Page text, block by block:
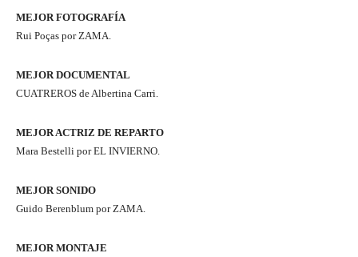
MEJOR FOTOGRAFÍA
Rui Poças por ZAMA.
MEJOR DOCUMENTAL
CUATREROS de Albertina Carri.
MEJOR ACTRIZ DE REPARTO
Mara Bestelli por EL INVIERNO.
MEJOR SONIDO
Guido Berenblum por ZAMA.
MEJOR MONTAJE